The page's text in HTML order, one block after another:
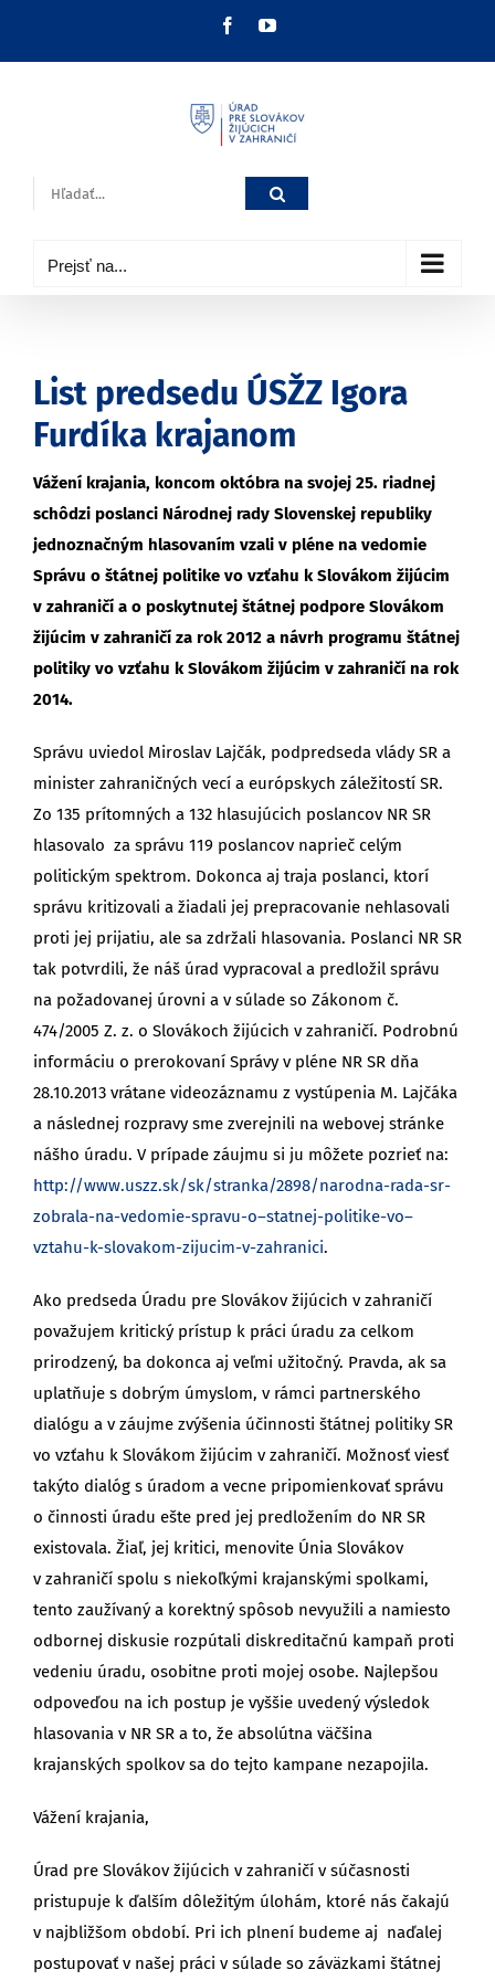
FacebookYouTube
Hľadať:
Prejsť na...
List predsedu ÚSŽZ Igora
Furdíka krajanom
Vážení krajania, koncom októbra na svojej 25. riadnej
schôdzi poslanci Národnej rady Slovenskej republiky
jednoznačným hlasovaním vzali v pléne na vedomie
Správu o štátnej politike vo vzťahu k Slovákom žijúcim
v zahraničí a o poskytnutej štátnej podpore Slovákom
žijúcim v zahraničí za rok 2012 a návrh programu štátnej
politiky vo vzťahu k Slovákom žijúcim v zahraničí na rok
2014.
Správu uviedol Miroslav Lajčák, podpredseda vlády SR a
minister zahraničných vecí a európskych záležitostí SR.
Zo 135 prítomných a 132 hlasujúcich poslancov NR SR
hlasovalo za správu 119 poslancov naprieč celým
politickým spektrom. Dokonca aj traja poslanci, ktorí
správu kritizovali a žiadali jej prepracovanie nehlasovali
proti jej prijatiu, ale sa zdržali hlasovania. Poslanci NR SR
tak potvrdili, že náš úrad vypracoval a predložil správu
na požadovanej úrovni a v súlade so Zákonom č.
474/2005 Z. z. o Slovákoch žijúcich v zahraničí. Podrobnú
informáciu o prerokovaní Správy v pléne NR SR dňa
28.10.2013 vrátane videozáznamu z vystúpenia M. Lajčáka
a následnej rozpravy sme zverejnili na webovej stránke
nášho úradu. V prípade záujmu si ju môžete pozrieť na:
http://www.uszz.sk/sk/stranka/2898/narodna-rada-sr-
zobrala-na-vedomie-spravu-o–statnej-politike-vo–
vztahu-k-slovakom-zijucim-v-zahranici.
Ako predseda Úradu pre Slovákov žijúcich v zahraničí
považujem kritický prístup k práci úradu za celkom
prirodzený, ba dokonca aj veľmi užitočný. Pravda, ak sa
uplatňuje s dobrým úmyslom, v rámci partnerského
dialógu a v záujme zvýšenia účinnosti štátnej politiky SR
vo vzťahu k Slovákom žijúcim v zahraničí. Možnosť viesť
takýto dialóg s úradom a vecne pripomienkovať správu
o činnosti úradu ešte pred jej predložením do NR SR
existovala. Žiaľ, jej kritici, menovite Únia Slovákov
v zahraničí spolu s niekoľkými krajanskými spolkami,
tento zaužívaný a korektný spôsob nevyužili a namiesto
odbornej diskusie rozpútali diskreditačnú kampaň proti
vedeniu úradu, osobitne proti mojej osobe. Najlepšou
odpoveďou na ich postup je vyššie uvedený výsledok
hlasovania v NR SR a to, že absolútna väčšina
krajanských spolkov sa do tejto kampane nezapojila.
Vážení krajania,
Úrad pre Slovákov žijúcich v zahraničí v súčasnosti
pristupuje k ďalším dôležitým úlohám, ktoré nás čakajú
v najbližšom období. Pri ich plnení budeme aj naďalej
postupovať v našej práci v súlade so záväzkami štátnej